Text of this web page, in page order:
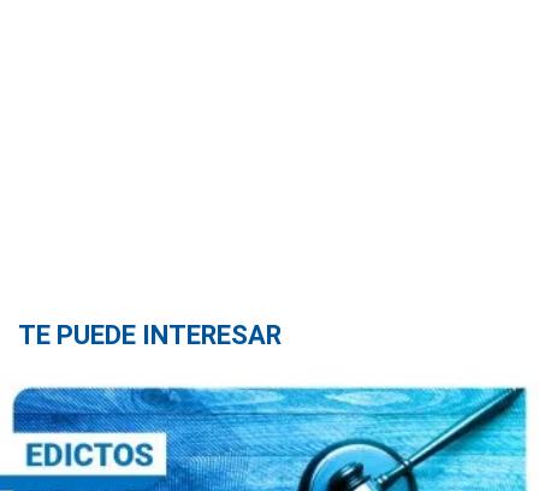
TE PUEDE INTERESAR